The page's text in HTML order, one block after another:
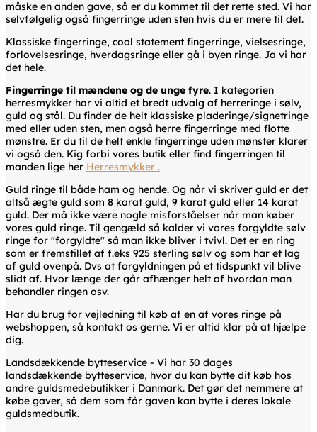
måske en anden gave, så er du kommet til det rette sted. Vi har
selvfølgelig også fingerringe uden sten hvis du er mere til det.
Klassiske fingerringe, cool statement fingerringe, vielsesringe,
forlovelsesringe, hverdagsringe eller gå i byen ringe. Ja vi har
det hele.
Fingerringe til mændene og de unge fyre. I kategorien
herresmykker har vi altid et bredt udvalg af herreringe i sølv,
guld og stål. Du finder de helt klassiske pladeringe/signetringe
med eller uden sten, men også herre fingerringe med flotte
mønstre. Er du til de helt enkle fingerringe uden mønster klarer
vi også den. Kig forbi vores butik eller find fingerringen til
manden lige her Herresmykker .
Guld ringe til både ham og hende. Og når vi skriver guld er det
altså ægte guld som 8 karat guld, 9 karat guld eller 14 karat
guld. Der må ikke være nogle misforståelser når man køber
vores guld ringe. Til gengæld så kalder vi vores forgyldte sølv
ringe for "forgyldte" så man ikke bliver i tvivl. Det er en ring
som er fremstillet af f.eks 925 sterling sølv og som har et lag
af guld ovenpå. Dvs at forgyldningen på et tidspunkt vil blive
slidt af. Hvor længe der går afhænger helt af hvordan man
behandler ringen osv.
Har du brug for vejledning til køb af en af vores ringe på
webshoppen, så kontakt os gerne. Vi er altid klar på at hjælpe
dig.
Landsdækkende bytteservice - Vi har 30 dages
landsdækkende bytteservice, hvor du kan bytte dit køb hos
andre guldsmedebutikker i Danmark. Det gør det nemmere at
købe gaver, så dem som får gaven kan bytte i deres lokale
guldsmedbutik.